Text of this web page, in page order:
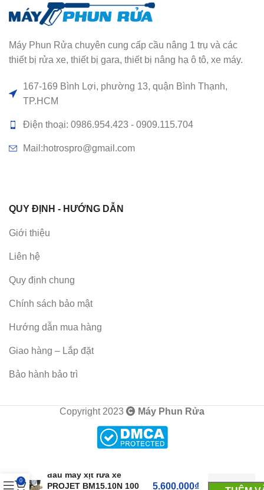
Máy Phun Rửa chuyên cung cấp cầu nâng 1 trụ và các
thiết bị rửa xe, thiết bị gara, thiết bị nâng hạ ô tô, xe máy.
167-169 Bình Lợi, phường 13, quận Bình Thạnh,
TP.HCM
Điện thoại: 0986.954.423 - 0909.115.704
Mail:hotrospro@gmail.com
QUY ĐỊNH - HƯỚNG DẪN
Giới thiệu
Liên hệ
Quy định chung
Chính sách bảo mật
Hướng dẫn mua hàng
Giao hàng – Lắp đặt
Bảo hành bảo trì
Copyright 2023 Máy Phun Rửa
đầu máy xịt rửa xe
PROJET BM15.10N 100
5.600.000₫
0